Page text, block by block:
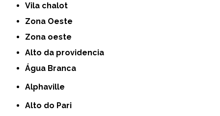
Vila chalot
Zona Oeste
Zona oeste
alto da providencia
Água Branca
Alphaville
Alto do Pari